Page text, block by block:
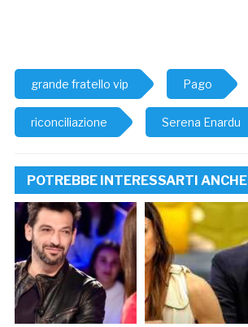
grande fratello vip Pago
riconciliazione Serena Enardu
POTREBBE INTERESSARTI ANCHE